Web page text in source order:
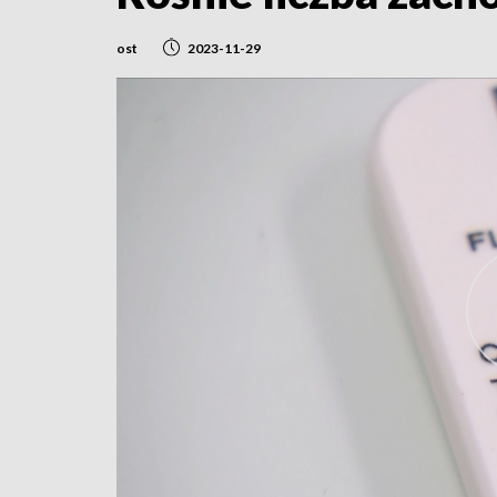
ost 2023-11-29